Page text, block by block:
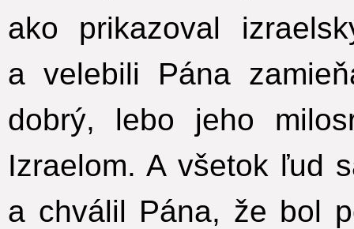
ako prikazoval
a velebili Pána
dobrý, lebo jeho
Izraelom. A všetok ľud
a chválil Pána, že bol